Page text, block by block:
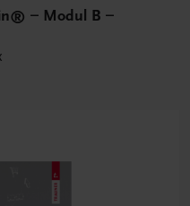
– Modul B –